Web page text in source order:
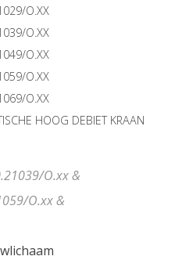
O.XX
O.XX
O.XX
O.XX
O.XX
HOOG DEBIET KRAAN
O.xx &
O.xx &